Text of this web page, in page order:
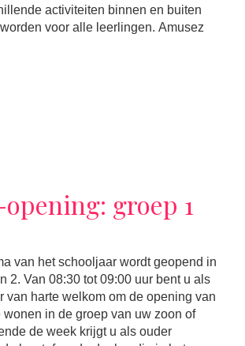
activiteiten binnen en buiten
voor alle leerlingen. Amusez
groep 1
van het schooljaar wordt geopend in
2. Van 08:30 tot 09:00 uur bent u als
van harte welkom om de opening van
wonen in de groep van uw zoon of
de week krijgt u als ouder